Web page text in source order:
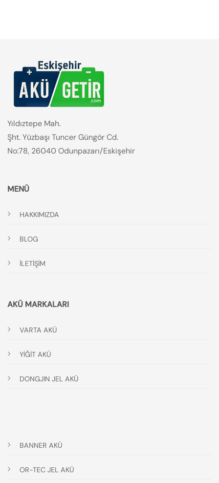
Yıldıztepe Mah.
Şht. Yüzbaşı Tuncer Güngör Cd.
No:78, 26040 Odunpazarı/Eskişehir
MENÜ
HAKKIMIZDA
BLOG
İLETİŞİM
AKÜ MARKALARI
VARTA AKÜ
YİĞİT AKÜ
DONGJIN JEL AKÜ
BANNER AKÜ
OR-TEC JEL AKÜ